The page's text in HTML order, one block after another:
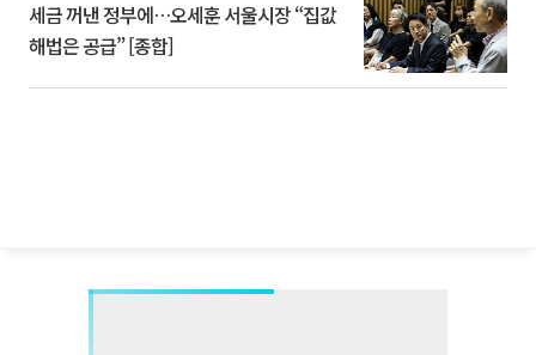
세금 꺼낸 정부에…오세훈 서울시장 “집값
해법은 공급” [종합]